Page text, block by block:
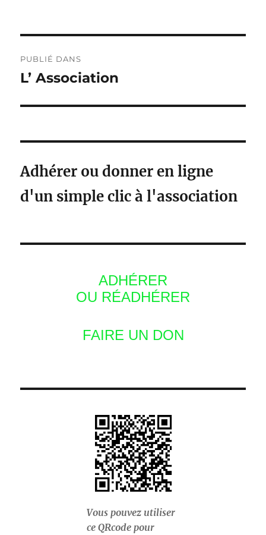
de
PUBLIÉ DANS
L’ Association
Adhérer ou donner en ligne
d'un simple clic à l'association
ADHÉRER
OU RÉADHÉRER
FAIRE UN DON
Vous pouvez utiliser
ce QRcode pour